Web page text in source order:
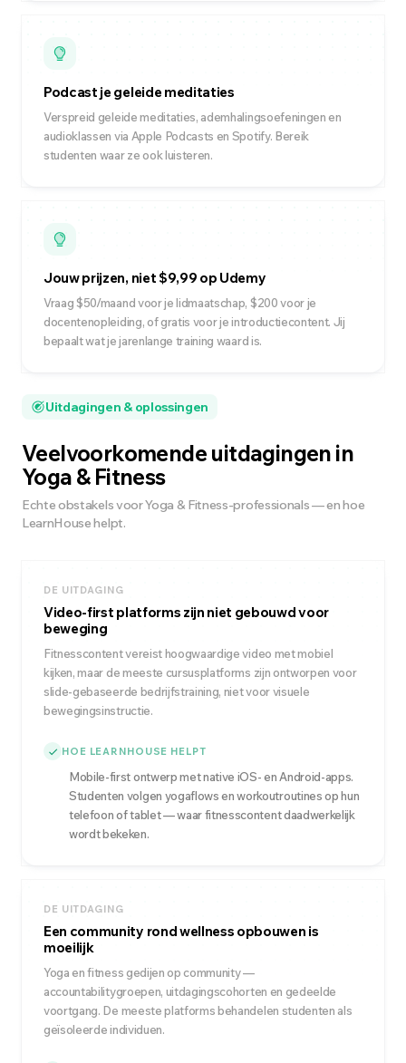
Podcast je geleide meditaties
Verspreid geleide meditaties, ademhalingsoefeningen en
audioklassen via Apple Podcasts en Spotify. Bereik
studenten waar ze ook luisteren.
Jouw prijzen, niet $9,99 op Udemy
Vraag $50/maand voor je lidmaatschap, $200 voor je
docentenopleiding, of gratis voor je introductiecontent. Jij
bepaalt wat je jarenlange training waard is.
Uitdagingen & oplossingen
Veelvoorkomende uitdagingen in
Yoga & Fitness
Echte obstakels voor Yoga & Fitness-professionals — en hoe
LearnHouse helpt.
DE UITDAGING
Video-first platforms zijn niet gebouwd voor
beweging
Fitnesscontent vereist hoogwaardige video met mobiel
kijken, maar de meeste cursusplatforms zijn ontworpen voor
slide-gebaseerde bedrijfstraining, niet voor visuele
bewegingsinstructie.
HOE LEARNHOUSE HELPT
Mobile-first ontwerp met native iOS- en Android-apps.
Studenten volgen yogaflows en workoutroutines op hun
telefoon of tablet — waar fitnesscontent daadwerkelijk
wordt bekeken.
DE UITDAGING
Een community rond wellness opbouwen is
moeilijk
Yoga en fitness gedijen op community —
accountabilitygroepen, uitdagingscohorten en gedeelde
voortgang. De meeste platforms behandelen studenten als
geïsoleerde individuen.